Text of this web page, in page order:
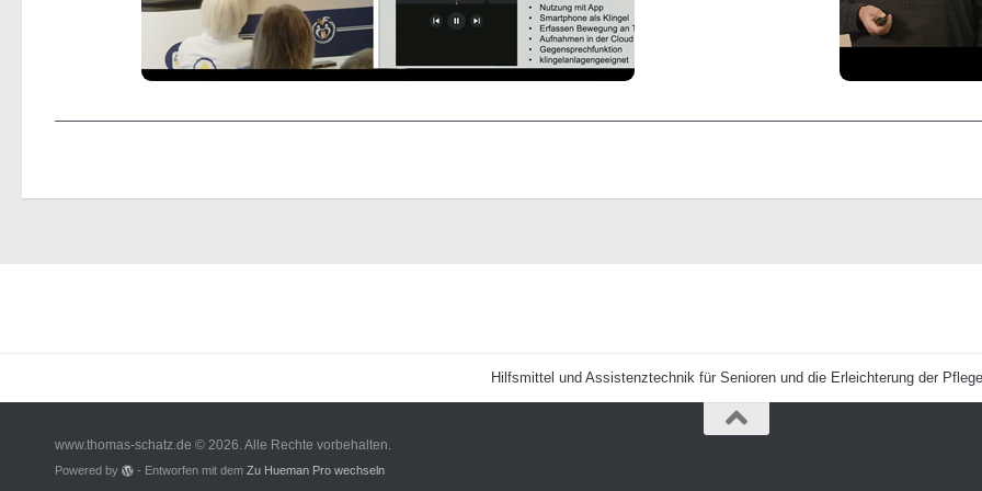
Hilfsmittel und Assistenztechnik für Senioren und die Erleichterung der Pflege
www.thomas-schatz.de © 2026. Alle Rechte vorbehalten.
Powered by - Entworfen mit dem Zu Hueman Pro wechseln